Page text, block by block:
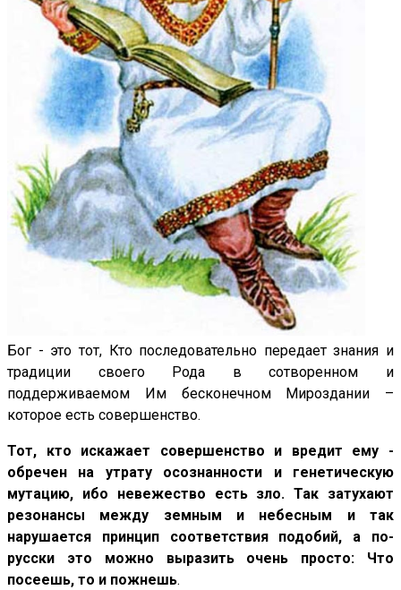
Бог - это тот, Кто последовательно передает знания и
традиции своего Рода в сотворенном и
поддерживаемом Им бесконечном Мироздании –
которое есть совершенство.
Тот, кто искажает совершенство и вредит ему -
обречен на утрату осознанности и генетическую
мутацию, ибо невежество есть зло. Так затухают
резонансы между земным и небесным и так
нарушается принцип соответствия подобий, а по-
русски это можно выразить очень просто: Что
посеешь, то и пожнешь.